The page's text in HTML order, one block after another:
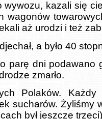
kazali się
aż urodzi i też
a było 40
parę dni podawano
zmarło.
Polaków. Każdy
sucharów. Żyliśmy
był jeszcze